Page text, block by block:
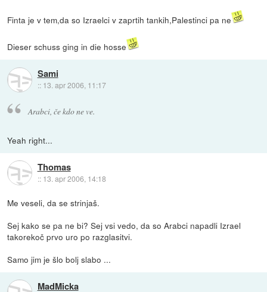
Finta je v tem,da so Izraelci v zaprtih tankih,Palestinci pa ne
Dieser schuss ging in die hosse
Sami
:: 13. apr 2006, 11:17
Arabci, če kdo ne ve.
Yeah right...
Thomas
:: 13. apr 2006, 14:18
Me veseli, da se strinjaš.
Sej kako se pa ne bi? Sej vsi vedo, da so Arabci napadli Izrael
takorekoč prvo uro po razglasitvi.
Samo jim je šlo bolj slabo ...
MadMicka